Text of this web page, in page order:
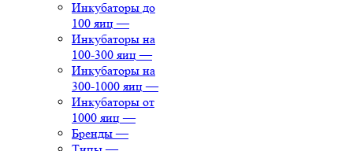
Инкубаторы до
100 яиц —
Инкубаторы на
100-300 яиц —
Инкубаторы на
300-1000 яиц —
Инкубаторы от
1000 яиц —
Бренды —